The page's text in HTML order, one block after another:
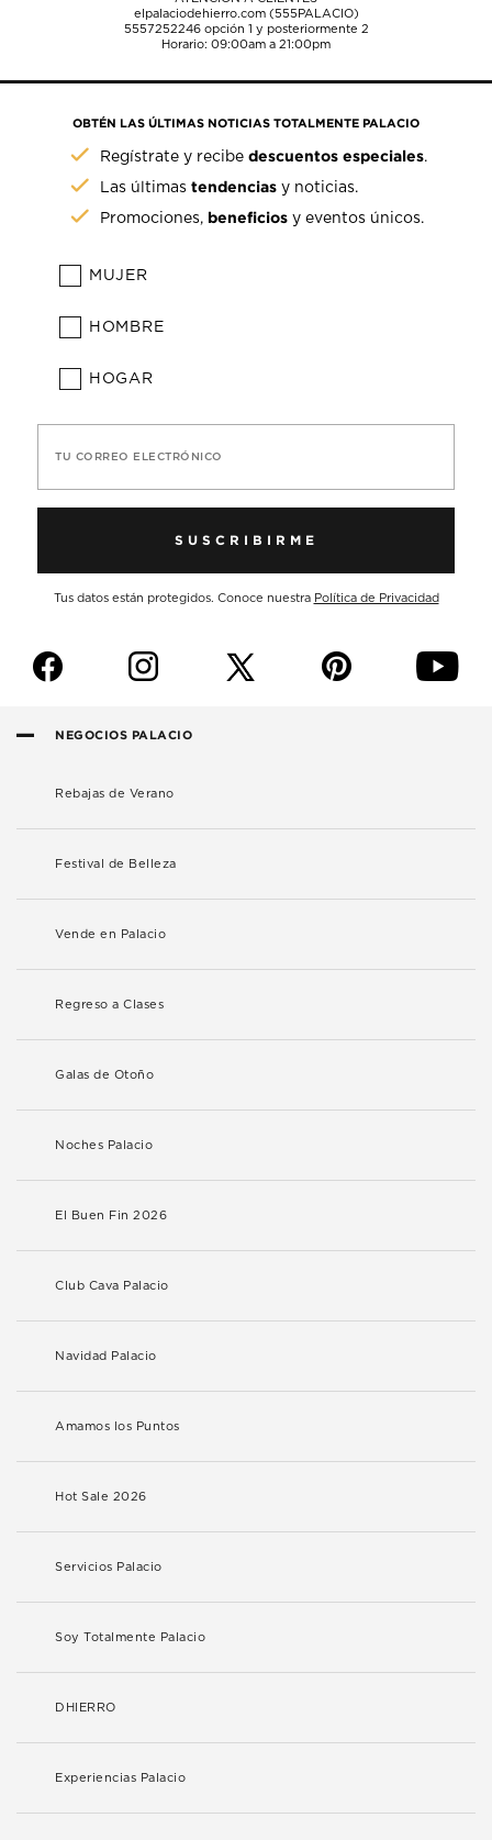
elpalaciodehierro.com (555PALACIO)
5557252246opción 1 y posteriormente 2
Horario: 09:00am a 21:00pm
OBTÉN LAS ÚLTIMAS NOTICIAS TOTALMENTE PALACIO
Regístrate y recibedescuentos especiales.
Las últimastendencias y noticias.
Promociones, beneficios y eventos únicos.
MUJER
HOMBRE
HOGAR
TU CORREO ELECTRÓNICO
SUSCRIBIRME
Tus datos están protegidos. Conoce nuestra Política de Privacidad
f i p y
NEGOCIOS PALACIO
Rebajas de Verano
Festival de Belleza
Vende en Palacio
Regreso a Clases
Galas de Otoño
Noches Palacio
El Buen Fin 2026
Club Cava Palacio
Navidad Palacio
Amamos los Puntos
Hot Sale 2026
Servicios Palacio
Soy Totalmente Palacio
DHIERRO
Experiencias Palacio